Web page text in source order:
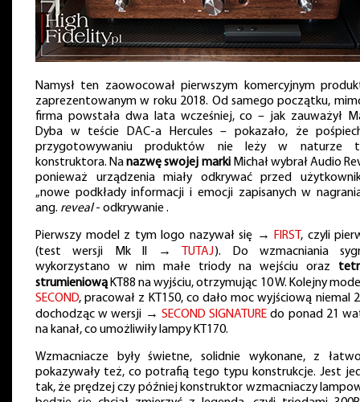
Namysł ten zaowocował pierwszym komercyjnym
zaprezentowanym w roku 2018. Od samego początku,
firma powstała dwa lata wcześniej, co – jak zauważył
Dyba w teście DAC-a Hercules – pokazało, że
przygotowywaniu produktów nie leży w naturze
konstruktora. Nanazwę swojej markiMichał wybrał Audio
ponieważ urządzenia miały odkrywać przed
„nowe podkłady informacji i emocji zapisanych w
ang. reveal- odkrywanie .
Pierwszy model z tym logo nazywał się → FIRST, czyli
(test wersji Mk II →
TUTAJ). Do wzmacniania
wykorzystano w nim małe triody na wejściu oraz
strumieniowąKT88 na wyjściu, otrzymując 10 W. Kolejny
SECOND, pracował z KT150, co dało moc wyjściową niemal
dochodząc w wersji → SECOND SIGNATURE do ponad 21
na kanał, co umożliwiły lampy KT170.
Wzmacniacze były świetne, solidnie wykonane, z
pokazywały też, co potrafią tego typu konstrukcje. Jest
tak, że prędzej czy później konstruktor wzmacniaczy